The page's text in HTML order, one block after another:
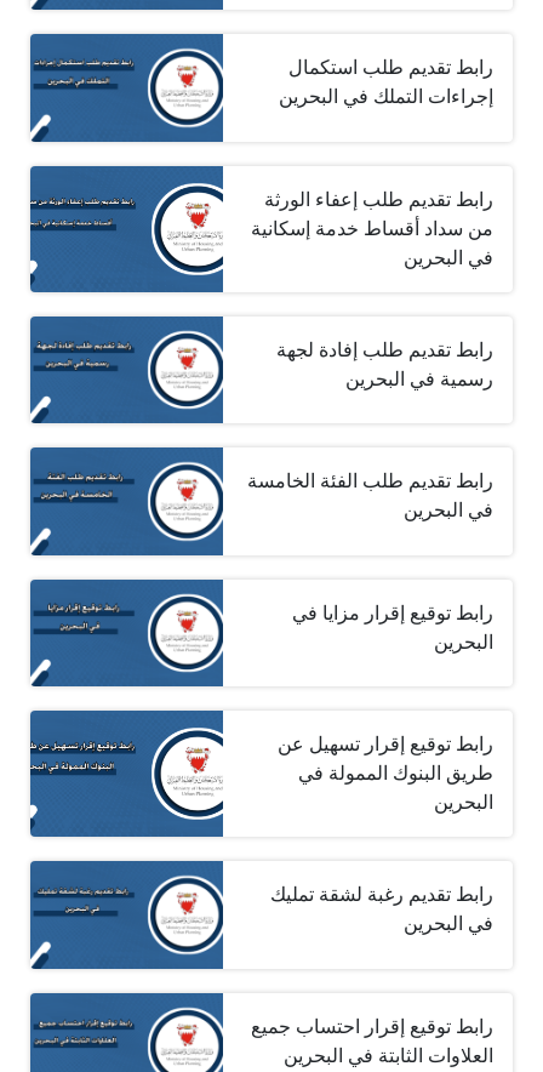
رابط تقديم طلب استكمال
إجراءات التملك في البحرين
رابط تقديم طلب إعفاء الورثة
من سداد أقساط خدمة إسكانية
في البحرين
رابط تقديم طلب إفادة لجهة
رسمية في البحرين
رابط تقديم طلب الفئة الخامسة
في البحرين
رابط توقيع إقرار مزايا في
البحرين
رابط توقيع إقرار تسهيل عن
طريق البنوك الممولة في
البحرين
رابط تقديم رغبة لشقة تمليك
في البحرين
رابط توقيع إقرار احتساب جميع
العلاوات الثابتة في البحرين